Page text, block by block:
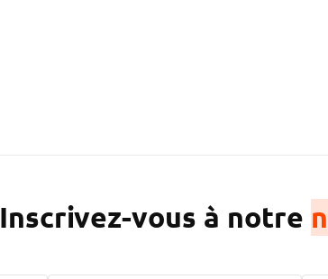
Inscrivez-vous à notre